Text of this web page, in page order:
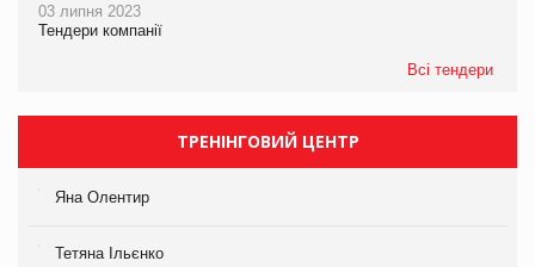
03 липня 2023
Тендери компанії
Всі тендери
ТРЕНІНГОВИЙ ЦЕНТР
Яна Олентир
Тетяна Ільєнко